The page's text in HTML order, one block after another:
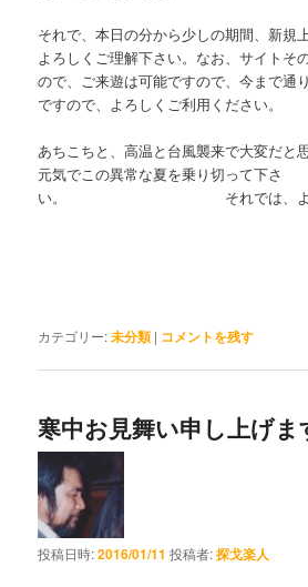
それで、本日の分から少しの期間、新規
よろしくご理解下さい。なお、サイトそ
ので、ご来遊は可能ですので、今まで通
ですので、よろしくご利用ください。
あちこちと、高温と台風襲来で大変だと
元気でこの異常な夏を乗り切って下さ
い。 それでは、よろ
カテゴリー:未分類 | コメントを残す
寒中お見舞い申し上げま
投稿日時:2016/01/11 投稿者:探戈楽人